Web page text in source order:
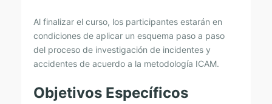
C
I
Ó
D
Al finalizar el curso, los participantes estarán en
condiciones de aplicar un esquema paso a paso
del proceso de investigación de incidentes y
accidentes de acuerdo a la metodología ICAM.
Objetivos Específicos